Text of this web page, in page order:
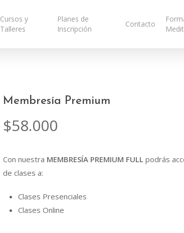
Cursos y
Talleres
Planes de
Inscripción
Contacto
Membresía Premium
$58.000
Con nuestra MEMBRESÍA PREMIUM FULLpodrás
de clases a:
Clases Presenciales
Clases Online